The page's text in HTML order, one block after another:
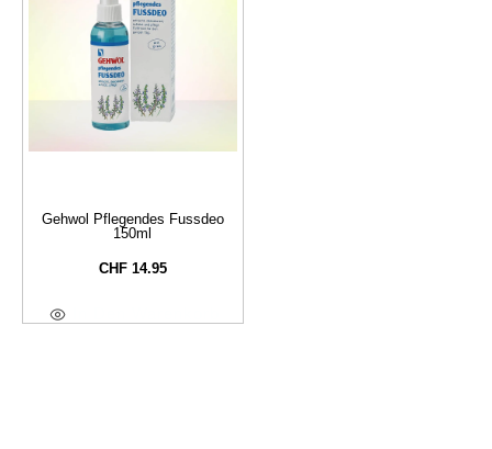
Gehwol Pflegendes Fussdeo
150ml
CHF14.95